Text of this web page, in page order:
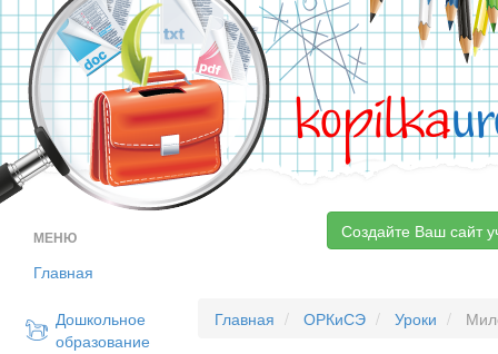
kopilka
МЕНЮ
Главная
Дошкольное
образование
Создайте Ваш сайт
Главная ОРКиСЭ Уроки